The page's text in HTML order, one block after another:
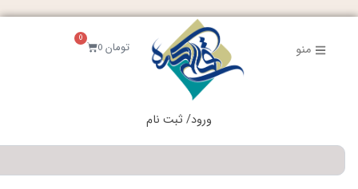
رفتن
منو تومان0
0
سبد
خرید
ورود/ ثبت نام
جستجو